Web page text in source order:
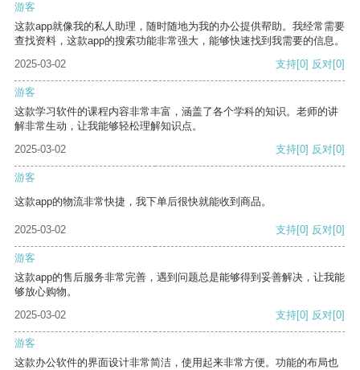
游客
这款app就像我的私人助理，随时随地为我的办公提供帮助。我经常需要
查找资料，这款app的搜索功能非常强大，能够快速找到我需要的信息。
2025-03-02
支持[0] 反对[0]
游客
这款学习软件的课程内容非常丰富，涵盖了各个学科的知识。老师的讲
解非常生动，让我能够轻松理解知识点。
2025-03-02
支持[0] 反对[0]
游客
这款app的物流非常快捷，我下单后很快就能收到商品。
2025-03-02 支持[0] 反对[0]
游客
这款app的售后服务非常完善，遇到问题总是能够得到妥善解决，让我能
够放心购物。
2025-03-02
支持[0] 反对[0]
游客
这款办公软件的界面设计非常简洁，使用起来非常方便。功能的布局也